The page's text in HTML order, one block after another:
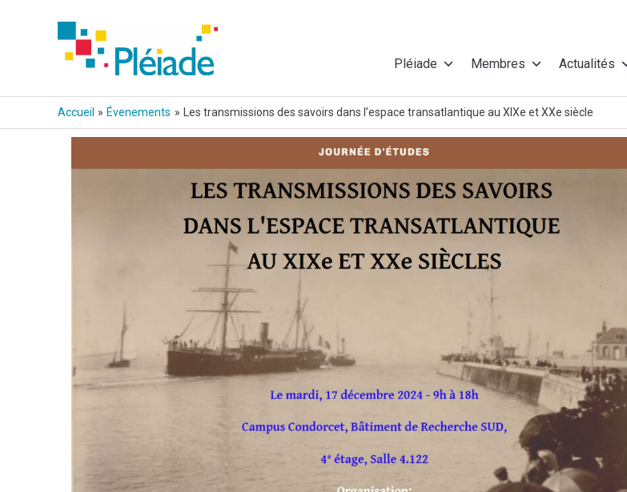
Pléiade Membres Actualités
Accueil Évenements Les transmissions des savoirs dans l’espace transatlantique au XIXe et XXe siècle